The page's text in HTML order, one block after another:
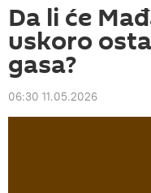
Da li će
uskoro
gasa?
06:30 11.05.2026